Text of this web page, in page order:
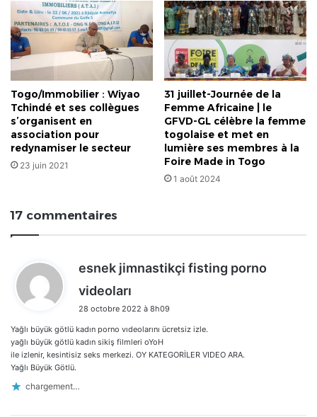
Togo/Immobilier : Wiyao
Tchindé et ses collègues
s’organisent en
association pour
redynamiser le secteur
23 juin 2021
31 juillet-Journée de la
Femme Africaine | le
GFVD-GL célèbre la femme
togolaise et met en
lumière ses membres à la
Foire Made in Togo
1 août 2024
17 commentaires
esnek jimnastikçi fisting porno
videoları
t
:
28 octobre 2022 à 8h09
Yağlı büyük götlü kadın porno vıdeolarını ücretsiz izle.
yağlı büyük götlü kadın sikiş filmleri oYoH
ile izlenir, kesintisiz seks merkezi. OY KATEGORİLER VIDEO ARA.
Yağlı Büyük Götlü.
chargement…